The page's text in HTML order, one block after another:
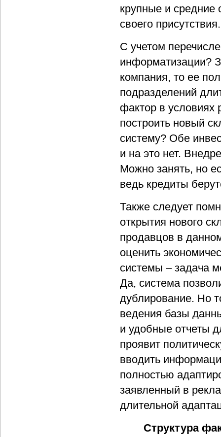
крупные и средние
своего присутствия.
С учетом
информатизации?
компания, то ее
подразделений
фактор в условиях
построить новый
систему? Обе
и на это нет.
Можно занять, но
ведь кредиты
Также следует
открытия нового
продавцов в
оценить
системы – задача
Да, система
дублирование. Но
ведения базы
и удобные отчеты
проявит
вводить
полностью
заявленный в
длительной
Структура